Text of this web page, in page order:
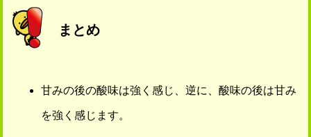
まとめ
甘みの後の酸味は強く感じ、逆に、酸味の後は甘み
を強く感じます。